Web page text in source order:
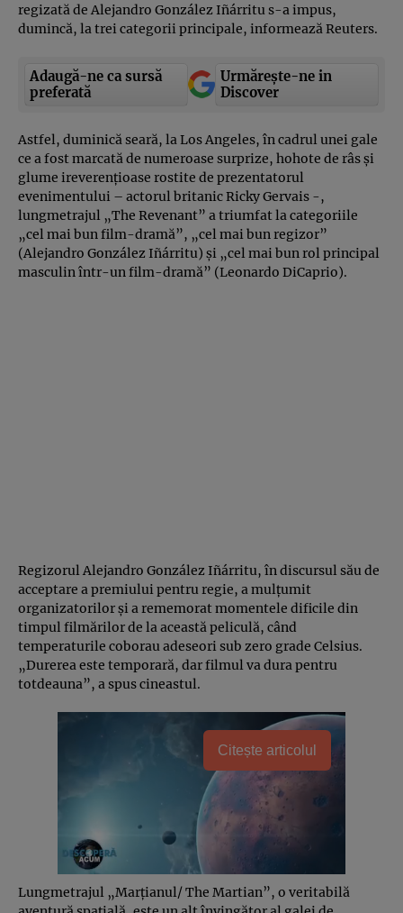
regizată de Alejandro González Iñárritu s-a impus,
dumincă, la trei categorii principale, informează Reuters.
Adaugă-ne ca sursă
preferată
Urmărește-ne in
Discover
Astfel, duminică seară, la Los Angeles, în cadrul unei gale
ce a fost marcată de numeroase surprize, hohote de râs şi
glume ireverenţioase rostite de prezentatorul
evenimentului – actorul britanic Ricky Gervais -,
lungmetrajul „The Revenant” a triumfat la categoriile
„cel mai bun film-dramă”, „cel mai bun regizor”
(Alejandro González Iñárritu) şi „cel mai bun rol principal
masculin într-un film-dramă” (Leonardo DiCaprio).
Regizorul Alejandro González Iñárritu, în discursul său de
acceptare a premiului pentru regie, a mulţumit
organizatorilor şi a rememorat momentele dificile din
timpul filmărilor de la această peliculă, când
temperaturile coborau adeseori sub zero grade Celsius.
„Durerea este temporară, dar filmul va dura pentru
totdeauna”, a spus cineastul.
Citește articolul
Lungmetrajul „Marţianul/ The Martian”, o veritabilă